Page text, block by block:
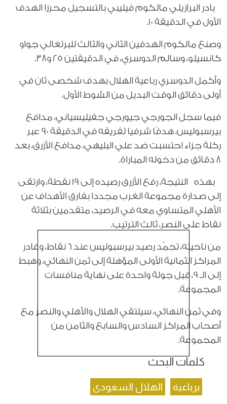
بادر البرازيلي مالكوم فيليبي بالتسجيل محرزا الهدف
الأول في الدقيقة 10.
وصنع مالكوم الهدفين الثاني والثالث للبرتغالي جواو
كانسيلو، وسالم الدوسري، في الدقيقتين 25 و38.
وأكمل الدوسري رباعية الهلال بهدف شخصى ثان في
أولى دقائق الوقت البديل من الشوط الأول.
فيما سجل الجورجي جيورجي جفيليسياني، مدافع
بيرسبوليس، هدفًا شرفيا لفريقه في الدقيقة 90 عبر
ركلة جزاء احتسبت ضد علي البليهي، مدافع الأزرق، بعد
8 دقائق من دخوله المباراة.
بهذه النتيجة، رفع الأزرق رصيده إلى 19 نقطة، وارتقى
إلى صدارة مجموعة الغرب مجددا بفارق الأهداف عن
الأهلي المتساوي معه في الرصيد، متقدمين بثلاثة
نقاط على النصر، ثالث الترتيب.
من ناحيته، تجمّد رصيد بيرسبوليس عند 6 نقاط، وغادر
المراكز الثمانية الأولى المؤهلة إلى ثمن النهائي، وهبط
إلى الـ 9، قبل جولة واحدة على نهاية منافسات
المجموعة.
وفي ثمن النهائي، سيلتقي الهلال والأهلي والنصر مع
أصحاب المراكز السادس والسابع والثامن من
المجموعة.
كلمات البحث
برباعية الهلال السعودى